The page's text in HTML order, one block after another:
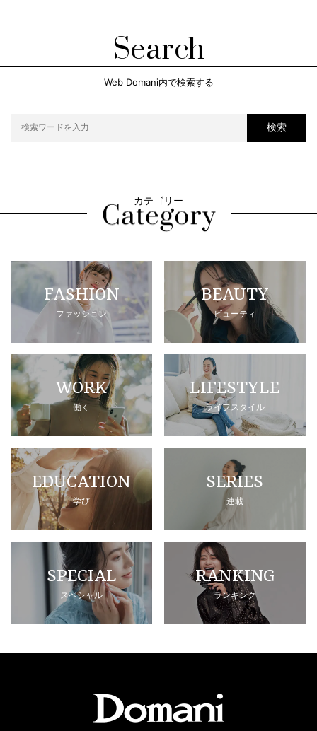
Search
Web Domani内で検索する
検索
カテゴリー
FASHION
ファッション
BEAUTY
ビューティ
WORK
働く
LIFESTYLE
ライフスタイル
EDUCATION
学び
SERIES
連載
SPECIAL
スペシャル
RANKING
ランキング